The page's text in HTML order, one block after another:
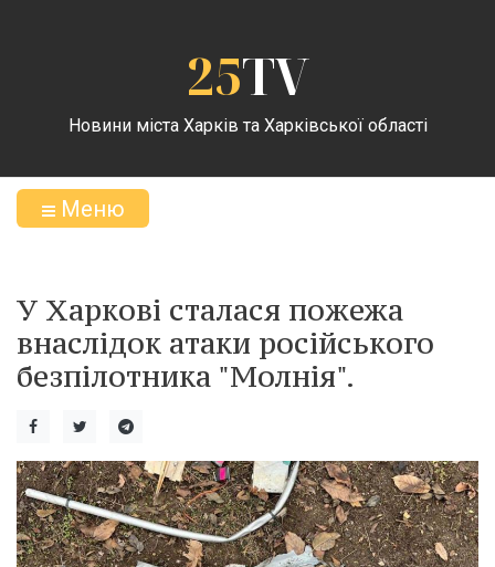
25TV
Новини міста Харків та Харківської області
Меню
У Харкові сталася пожежа
внаслідок атаки російського
безпілотника "Молнія".